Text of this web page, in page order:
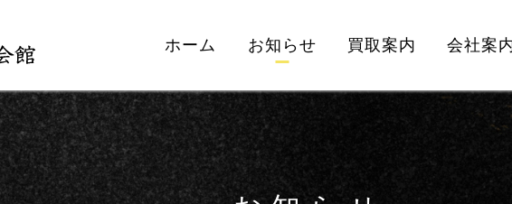
ホーム お知らせ 買取案内 会社案